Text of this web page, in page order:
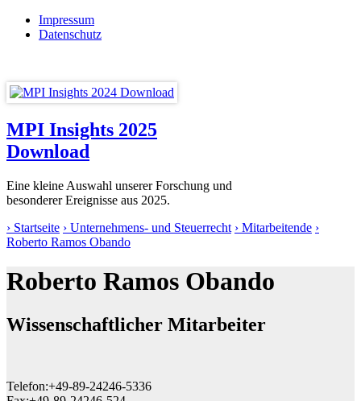
Impressum
Datenschutz
MPI Insights 2025
Download
Eine kleine Auswahl unserer Forschung und
besonderer Ereignisse aus 2025.
› Startseite › Unternehmens- und Steuerrecht › Mitarbeitende ›
Roberto Ramos Obando
Roberto Ramos Obando
Wissenschaftlicher Mitarbeiter
Telefon:+49-89-24246-5336